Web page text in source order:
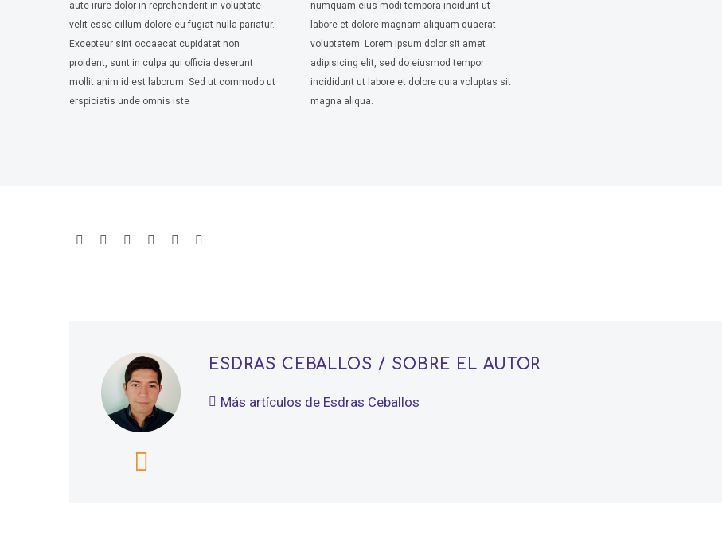
aute irure dolor in reprehenderit in voluptate
velit esse cillum dolore eu fugiat nulla pariatur.
Excepteur sint occaecat cupidatat non
proident, sunt in culpa qui officia deserunt
mollit anim id est laborum. Sed ut commodo ut
erspiciatis unde omnis iste
numquam eius modi tempora incidunt ut
labore et dolore magnam aliquam quaerat
voluptatem. Lorem ipsum dolor sit amet
adipisicing elit, sed do eiusmod tempor
incididunt ut labore et dolore quia voluptas sit
magna aliqua.
ESDRAS CEBALLOS/ SOBRE EL AUTOR
Más artículos de Esdras Ceballos